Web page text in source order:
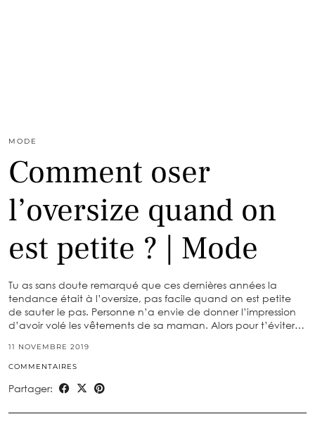
MODE
Comment oser
l’oversize quand on
est petite ? | Mode
Tu as sans doute remarqué que ces dernières années la
tendance était à l’oversize, pas facile quand on est petite
de sauter le pas. Personne n’a envie de donner l’impression
d’avoir volé les vêtements de sa maman. Alors pour t’éviter…
11 NOVEMBRE 2019
COMMENTAIRES
Partager: